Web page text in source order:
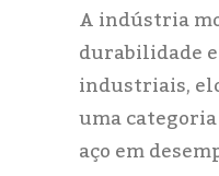
A indústria
durabilidade
industriais,
uma
aço em